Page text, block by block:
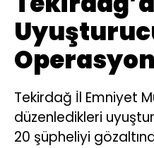
Tekirdağ İl Emniyet
düzenledikleri
20 şüpheliyi